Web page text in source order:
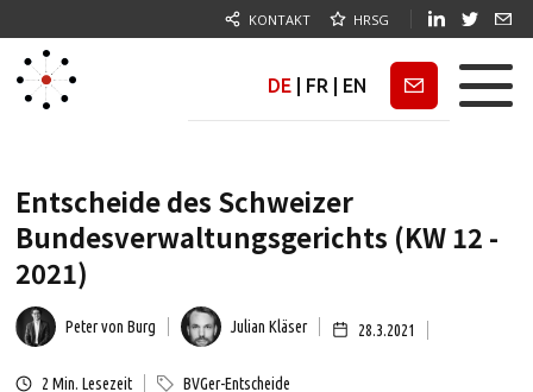
KONTAKT HRSG
DE FR EN Newsletter
Entscheide des Schweizer
Bundesverwaltungsgerichts (KW 12 -
2021)
Peter von Burg Julian Kläser 28.3.2021
2 Min. Lesezeit BVGer-Entscheide